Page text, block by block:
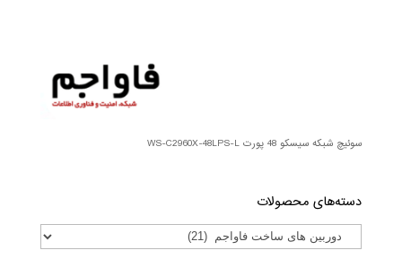
سوئیچ شبکه سیسکو 48 پورت WS-C2960X-48LPS-L
دسته‌های محصولات